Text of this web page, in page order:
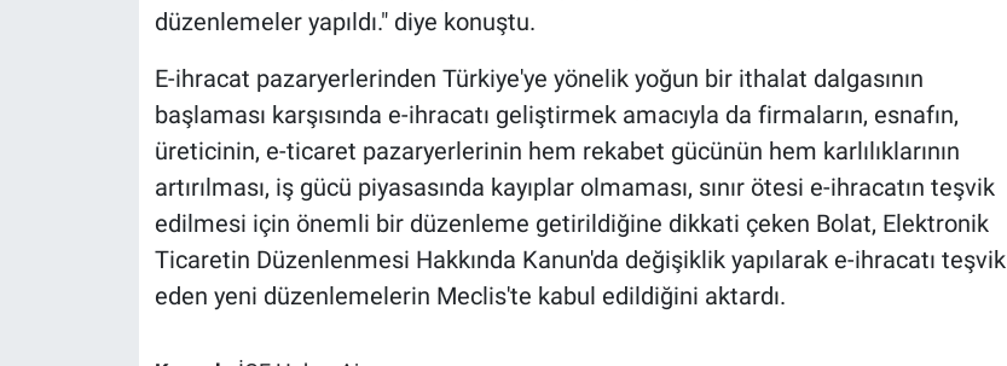
düzenlemeler yapıldı." diye konuştu.
E-ihracat pazaryerlerinden Türkiye'ye yönelik yoğun bir ithalat dalgasının
başlaması karşısında e-ihracatı geliştirmek amacıyla da firmaların, esnafın,
üreticinin, e-ticaret pazaryerlerinin hem rekabet gücünün hem karlılıklarının
artırılması, iş gücü piyasasında kayıplar olmaması, sınır ötesi e-ihracatın teşvik
edilmesi için önemli bir düzenleme getirildiğine dikkati çeken Bolat, Elektronik
Ticaretin Düzenlenmesi Hakkında Kanun'da değişiklik yapılarak e-ihracatı teşvik
eden yeni düzenlemelerin Meclis'te kabul edildiğini aktardı.